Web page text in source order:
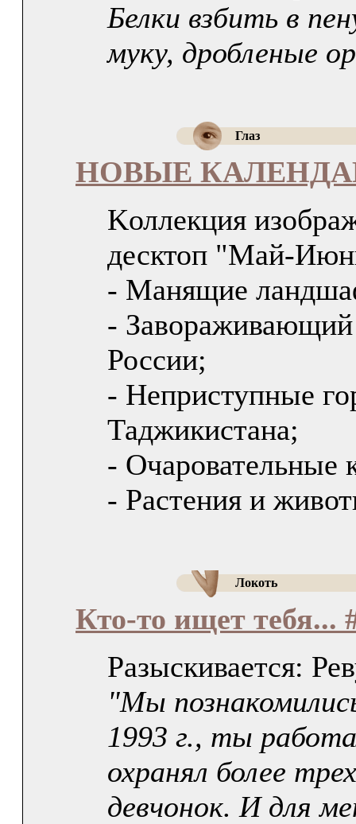
Белки взбить в
муку, дробленые
Глаз
НОВЫЕ
Kоллекция
десктоп "Май-
- Манящие
-
России;
- Неприступные
Таджикистана;
- Очаровательные
- Растения и
Локоть
Кто-то ищет тебя...
Разыскивается:
"Мы
1993 г., ты
охранял более
девчонок. И для